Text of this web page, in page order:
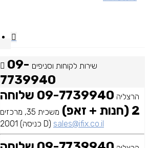
שירות לקוחות וסניפים 09-
7739940
הרצליה
09-7739940 שלוחה
2 (חנות + זאפ)
משכית 35, מרכזים
2001 (כניסה D) sales@ifix.co.il